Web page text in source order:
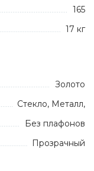
165
17 кг
Золото
Стекло, Металл,
Без плафонов
Прозрачный